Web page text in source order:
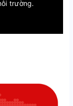
trường.